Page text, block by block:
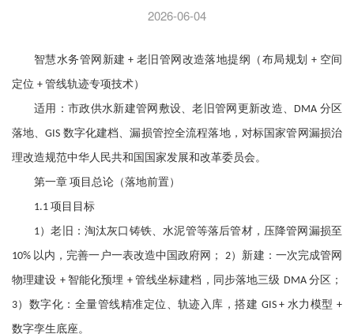
2026-06-04
智慧水务管网新建 + 老旧管网改造落地提纲（布局规划+ 空间
定位 + 管线轨迹专项技术）
适用：市政供水新建管网敷设、老旧管网更新改造、 DMA 分区
落地、GIS 数字化建档、漏损管控全流程落地，对标国家管网漏损治
理改造规范中华人民共和国国家发展和改革委员会。
第一章 项目总论（落地前置）
1.1 项目目标
1）老旧：淘汰灰口铸铁、水泥管等落后管材，压降管网漏损至
10% 以内，完善一户一表改造中国政府网； 2）新建：一次完成管网
物理建设 + 智能化预埋 + 管线坐标建档，同步落地三级 DMA 分区；
3）数字化：全量管线精准定位、轨迹入库，搭建 GIS + 水力模型+
数字孪生底座。